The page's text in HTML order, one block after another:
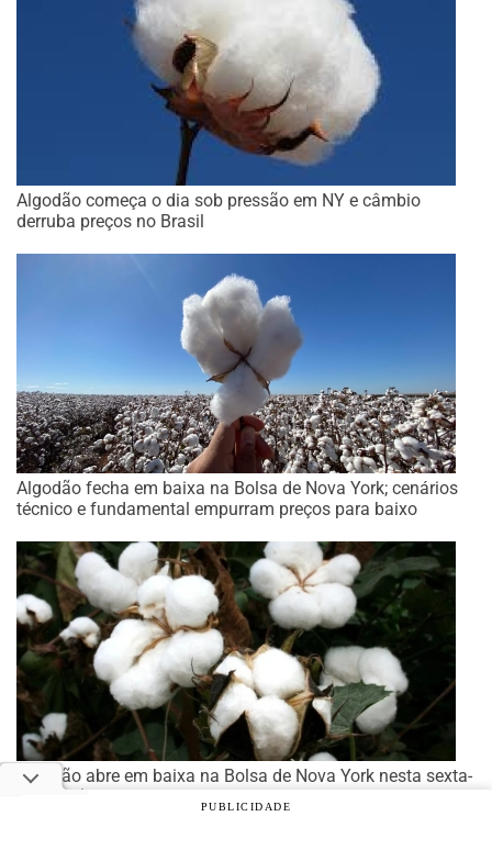
Algodão começa o dia sob pressão em NY e câmbio
derruba preços no Brasil
Algodão fecha em baixa na Bolsa de Nova York; cenários
técnico e fundamental empurram preços para baixo
Algodão abre em baixa na Bolsa de Nova York nesta sexta-
feira (27)
PUBLICIDADE